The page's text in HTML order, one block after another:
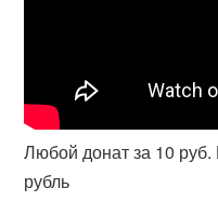
Любой донат за 10 руб.
рубль